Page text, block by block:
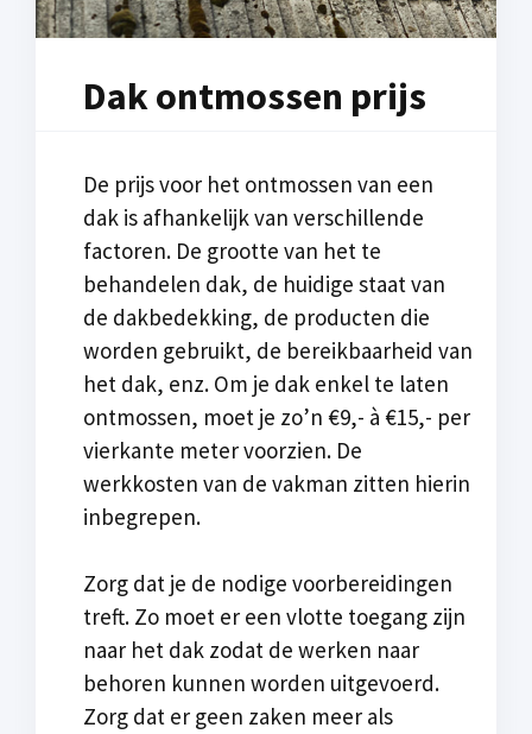
Dak ontmossen prijs
De prijs voor het ontmossen van een
dak is afhankelijk van verschillende
factoren. De grootte van het te
behandelen dak, de huidige staat van
de dakbedekking, de producten die
worden gebruikt, de bereikbaarheid van
het dak, enz. Om je dak enkel te laten
ontmossen, moet je zo’n €9,- à €15,- per
vierkante meter voorzien. De
werkkosten van de vakman zitten hierin
inbegrepen.
Zorg dat je de nodige voorbereidingen
treft. Zo moet er een vlotte toegang zijn
naar het dak zodat de werken naar
behoren kunnen worden uitgevoerd.
Zorg dat er geen zaken meer als